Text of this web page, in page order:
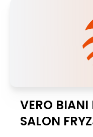
VERO BIANI
SALON